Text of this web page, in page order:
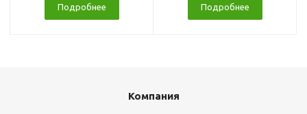
Подробнее Подробнее
Компания